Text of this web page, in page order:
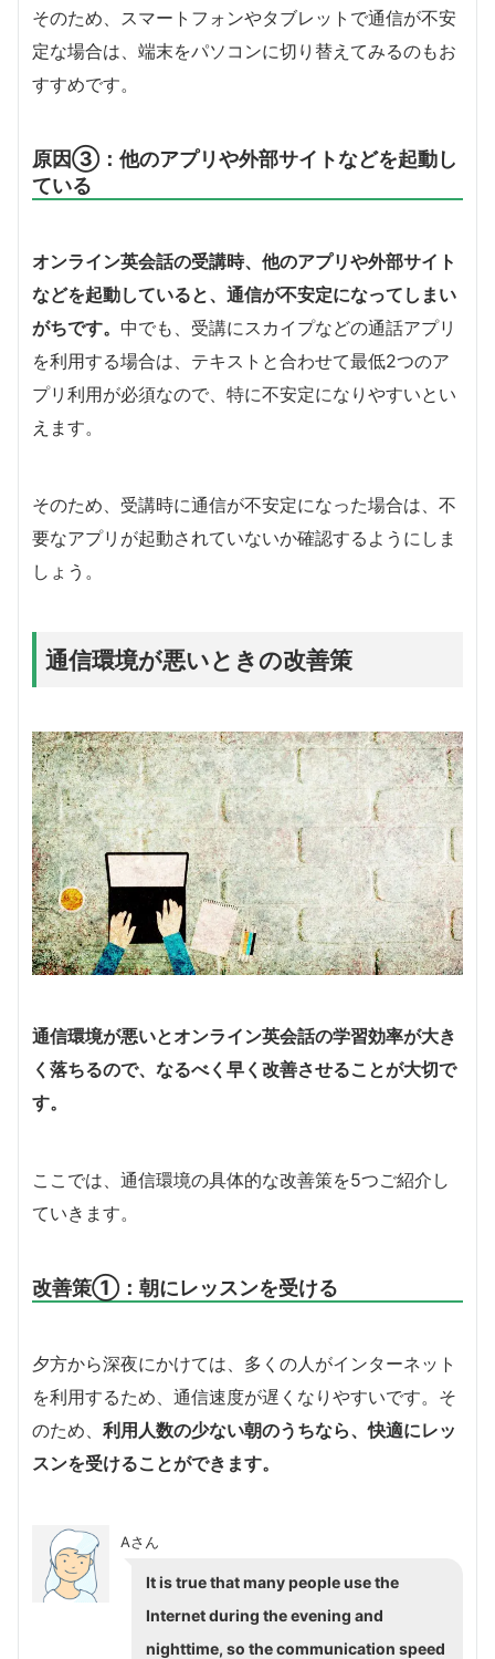
そのため、スマートフォンやタブレットで通信が不安
定な場合は、端末をパソコンに切り替えてみるのもお
すすめです。
原因③：他のアプリや外部サイトなどを起動し
ている
オンライン英会話の受講時、他のアプリや外部サイト
などを起動していると、通信が不安定になってしまい
がちです。 中でも、受講にスカイプなどの通話アプリ
を利用する場合は、テキストと合わせて最低2つのア
プリ利用が必須なので、特に不安定になりやすいとい
えます。
そのため、受講時に通信が不安定になった場合は、不
要なアプリが起動されていないか確認するようにしま
しょう。
通信環境が悪いときの改善策
通信環境が悪いとオンライン英会話の学習効率が大き
く落ちるので、なるべく早く改善させることが大切で
す。
ここでは、通信環境の具体的な改善策を5つご紹介し
ていきます。
改善策①：朝にレッスンを受ける
夕方から深夜にかけては、多くの人がインターネット
を利用するため、通信速度が遅くなりやすいです。そ
のため、 利用人数の少ない朝のうちなら、快適にレッ
スンを受けることができます。
Aさん
It is true that many people use the
Internet during the evening and
nighttime, so the communication speed